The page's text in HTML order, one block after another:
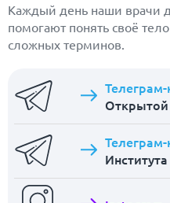
Каждый день наши врачи
помогают понять своё
сложных терминов.
Телеграм-
Телеграм-